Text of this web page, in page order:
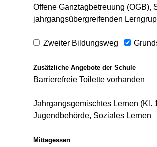
Offene Ganztagbetreuung (OGB),
jahrgangsübergreifenden
Zweiter Bildungsweg
Zusätzliche Angebote der Schule
Barrierefreie Toilette vorhanden
Jahrgangsgemischtes Lernen (Kl.
Jugendbehörde, Soziales Lernen
Mittagessen